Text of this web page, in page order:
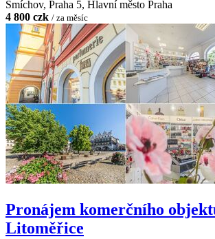
Smíchov, Praha 5, Hlavní město Praha
4 800 czk / za měsíc
Pronájem komerčního
Litoměřice